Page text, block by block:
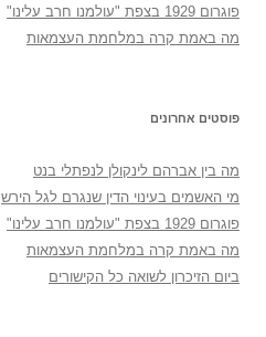
פוגרום 1929 בצפת "עולמנו חרב עלינו"
מה באמת קרה במלחמת העצמאות
פוסטים אחרונים
מה בין אברהם לינקולן לנפתלי בנט
מי האשמים בעינוי הדין שנגרם לגל הירש
פוגרום 1929 בצפת "עולמנו חרב עלינו"
מה באמת קרה במלחמת העצמאות
ביום הזיכרון לשואה כל הקישורים